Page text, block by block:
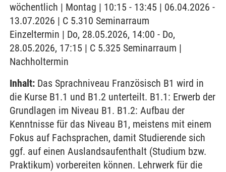
wöchentlich | Montag | 10:15 - 13:45 | 06.04.2026 -
13.07.2026 | C 5.310 Seminarraum
Einzeltermin | Do, 28.05.2026, 14:00 - Do,
28.05.2026, 17:15 | C 5.325 Seminarraum |
Nachholtermin
Inhalt: Das Sprachniveau Französisch B1 wird in
die Kurse B1.1 und B1.2 unterteilt. B1.1: Erwerb der
Grundlagen im Niveau B1. B1.2: Aufbau der
Kenntnisse für das Niveau B1, meistens mit einem
Fokus auf Fachsprachen, damit Studierende sich
ggf. auf einen Auslandsaufenthalt (Studium bzw.
Praktikum) vorbereiten können. Lehrwerk für die